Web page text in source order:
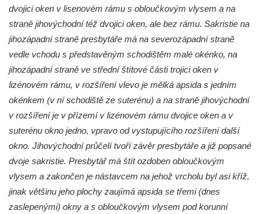
Kostel svatého Vavřince v Teplicích nad
Metují
Hrobová kaple Johanna Nitsche na
hřbitově na Vlčí Hoře
Kaple Panny Marie Karmelské na Vlčí Hoře
Kostel svatého Jana Křtitele na Zámeckém
náměstí v Teplicích
Chrám Povýšení svatého Kříže na
Zámeckém náměstí v Teplicích
Výklenková kaple u vodojemu v severní
části Kozel
Kaple u kostela svatého Jakuba Většího
dvojici oken v lisenovém rámu s obloučkovým vlysem a na
straně jihovýchodní též dvojici oken, ale bez rámu. Sakristie na
jihozápadní straně presbytáře má na severozápadní straně
vedle vchodu s představěným schodištěm malé okénko, na
jihozápadní straně ve střední štítové části trojici oken v
lizénovém rámu, v rozšíření vlevo je mělká apsida s jedním
okénkem (v ní schodiště ze suterénu) a na straně jihovýchodní
v rozšíření je v přízemí v lizénovém rámu dvojice oken a v
suterénu okno jedno, vpravo od vystupujícího rozšíření další
okno. Jihovýchodní průčelí tvoří závěr presbytáře a již popsané
dvoje sakristie. Presbytář má štít ozdoben obloučkovým
vlysem a zakončen je nástavcem na jehož vrcholu byl asi kříž,
jinak většinu jeho plochy zaujímá apsida se třemi (dnes
zaslepenými) okny a s obloučkovým vlysem pod korunní